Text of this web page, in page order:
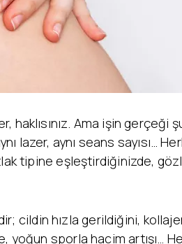
Kök Hücre
Ama işin gerçeği
lazer, aynı seans sayısı…
tipine eşleştirdiğinizde,
hızla gerildiğini,
yoğun sporla hacim artışı…